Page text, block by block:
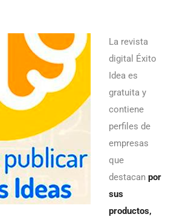
La revista
digital Éxito
Idea es
gratuita y
contiene
perfiles de
empresas
que
destacan por
sus
productos,